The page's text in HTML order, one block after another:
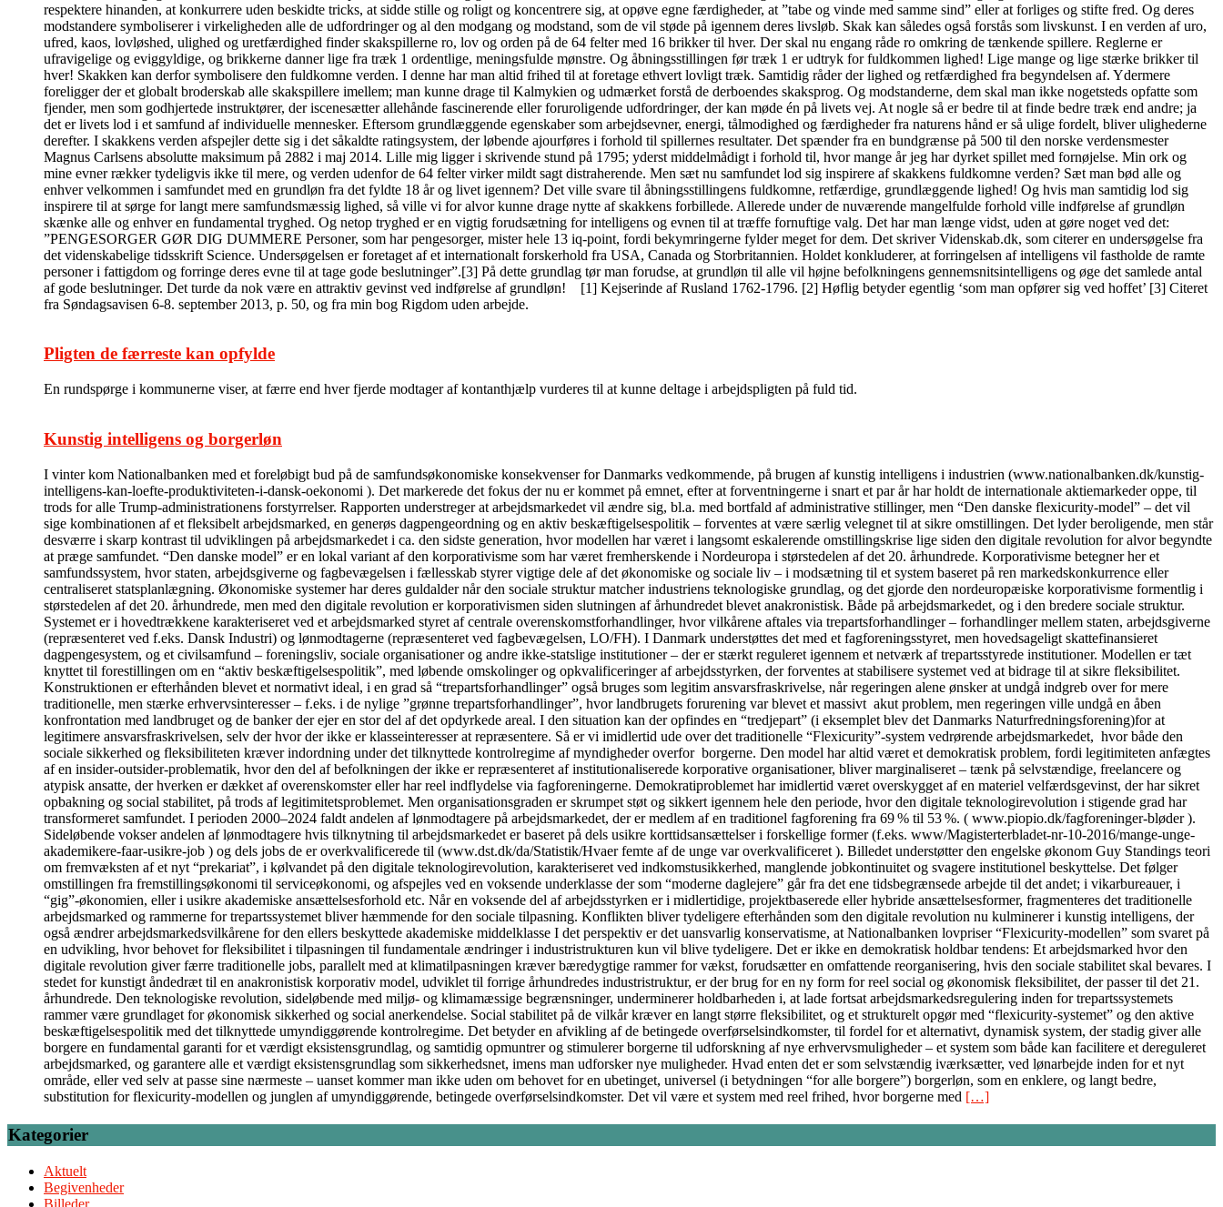
respektere hinanden, at konkurrere uden beskidte tricks, at sidde stille og roligt og koncentrere sig, at opøve egne færdigheder, at ”tabe og vinde med samme sind” eller at forliges og stifte fred. Og deres
modstandere symboliserer i virkeligheden alle de udfordringer og al den modgang og modstand, som de vil støde på igennem deres livsløb. Skak kan således også forstås som livskunst. I en verden af uro,
ufred, kaos, lovløshed, ulighed og uretfærdighed finder skakspillerne ro, lov og orden på de 64 felter med 16 brikker til hver. Der skal nu engang råde ro omkring de tænkende spillere. Reglerne er
ufravigelige og eviggyldige, og brikkerne danner lige fra træk 1 ordentlige, meningsfulde mønstre. Og åbningsstillingen før træk 1 er udtryk for fuldkommen lighed! Lige mange og lige stærke brikker til
hver! Skakken kan derfor symbolisere den fuldkomne verden. I denne har man altid frihed til at foretage ethvert lovligt træk. Samtidig råder der lighed og retfærdighed fra begyndelsen af. Ydermere
foreligger der et globalt broderskab alle skakspillere imellem; man kunne drage til Kalmykien og udmærket forstå de derboendes skaksprog. Og modstanderne, dem skal man ikke nogetsteds opfatte som
fjender, men som godhjertede instruktører, der iscenesætter allehånde fascinerende eller foruroligende udfordringer, der kan møde én på livets vej. At nogle så er bedre til at finde bedre træk end andre; ja
det er livets lod i et samfund af individuelle mennesker. Eftersom grundlæggende egenskaber som arbejdsevner, energi, tålmodighed og færdigheder fra naturens hånd er så ulige fordelt, bliver ulighederne
derefter. I skakkens verden afspejler dette sig i det såkaldte ratingsystem, der løbende ajourføres i forhold til spillernes resultater. Det spænder fra en bundgrænse på 500 til den norske verdensmester
Magnus Carlsens absolutte maksimum på 2882 i maj 2014. Lille mig ligger i skrivende stund på 1795; yderst middelmådigt i forhold til, hvor mange år jeg har dyrket spillet med fornøjelse. Min ork og
mine evner rækker tydeligvis ikke til mere, og verden udenfor de 64 felter virker mildt sagt distraherende. Men sæt nu samfundet lod sig inspirere af skakkens fuldkomne verden? Sæt man bød alle og
enhver velkommen i samfundet med en grundløn fra det fyldte 18 år og livet igennem? Det ville svare til åbningsstillingens fuldkomne, retfærdige, grundlæggende lighed! Og hvis man samtidig lod sig
inspirere til at sørge for langt mere samfundsmæssig lighed, så ville vi for alvor kunne drage nytte af skakkens forbillede. Allerede under de nuværende mangelfulde forhold ville indførelse af grundløn
skænke alle og enhver en fundamental tryghed. Og netop tryghed er en vigtig forudsætning for intelligens og evnen til at træffe fornuftige valg. Det har man længe vidst, uden at gøre noget ved det:
”PENGESORGER GØR DIG DUMMERE Personer, som har pengesorger, mister hele 13 iq-point, fordi bekymringerne fylder meget for dem. Det skriver Videnskab.dk, som citerer en undersøgelse fra
det videnskabelige tidsskrift Science. Undersøgelsen er foretaget af et internationalt forskerhold fra USA, Canada og Storbritannien. Holdet konkluderer, at forringelsen af intelligens vil fastholde de ramte
personer i fattigdom og forringe deres evne til at tage gode beslutninger”.[3] På dette grundlag tør man forudse, at grundløn til alle vil højne befolkningens gennemsnitsintelligens og øge det samlede antal
af gode beslutninger. Det turde da nok være en attraktiv gevinst ved indførelse af grundløn! [1] Kejserinde af Rusland 1762-1796. [2] Høflig betyder egentlig ‘som man opfører sig ved hoffet’ [3] Citeret
fra Søndagsavisen 6-8. september 2013, p. 50, og fra min bog Rigdom uden arbejde.
Pligten de færreste kan opfylde
En rundspørge i kommunerne viser, at færre end hver fjerde modtager af kontanthjælp vurderes til at kunne deltage i arbejdspligten på fuld tid.
Kunstig intelligens og borgerløn
I vinter kom Nationalbanken med et foreløbigt bud på de samfundsøkonomiske konsekvenser for Danmarks vedkommende, på brugen af kunstig intelligens i industrien (www.nationalbanken.dk/kunstig-
intelligens-kan-loefte-produktiviteten-i-dansk-oekonomi ). Det markerede det fokus der nu er kommet på emnet, efter at forventningerne i snart et par år har holdt de internationale aktiemarkeder oppe, til
trods for alle Trump-administrationens forstyrrelser. Rapporten understreger at arbejdsmarkedet vil ændre sig, bl.a. med bortfald af administrative stillinger, men “Den danske flexicurity-model” – det vil
sige kombinationen af et fleksibelt arbejdsmarked, en generøs dagpengeordning og en aktiv beskæftigelsespolitik – forventes at være særlig velegnet til at sikre omstillingen. Det lyder beroligende, men står
desværre i skarp kontrast til udviklingen på arbejdsmarkedet i ca. den sidste generation, hvor modellen har været i langsomt eskalerende omstillingskrise lige siden den digitale revolution for alvor begyndte
at præge samfundet. “Den danske model” er en lokal variant af den korporativisme som har været fremherskende i Nordeuropa i størstedelen af det 20. århundrede. Korporativisme betegner her et
samfundssystem, hvor staten, arbejdsgiverne og fagbevægelsen i fællesskab styrer vigtige dele af det økonomiske og sociale liv – i modsætning til et system baseret på ren markedskonkurrence eller
centraliseret statsplanlægning. Økonomiske systemer har deres guldalder når den sociale struktur matcher industriens teknologiske grundlag, og det gjorde den nordeuropæiske korporativisme formentlig i
størstedelen af det 20. århundrede, men med den digitale revolution er korporativismen siden slutningen af århundredet blevet anakronistisk. Både på arbejdsmarkedet, og i den bredere sociale struktur.
Systemet er i hovedtrækkene karakteriseret ved et arbejdsmarked styret af centrale overenskomstforhandlinger, hvor vilkårene aftales via trepartsforhandlinger – forhandlinger mellem staten, arbejdsgiverne
(repræsenteret ved f.eks. Dansk Industri) og lønmodtagerne (repræsenteret ved fagbevægelsen, LO/FH). I Danmark understøttes det med et fagforeningsstyret, men hovedsageligt skattefinansieret
dagpengesystem, og et civilsamfund – foreningsliv, sociale organisationer og andre ikke-statslige institutioner – der er stærkt reguleret igennem et netværk af trepartsstyrede institutioner. Modellen er tæt
knyttet til forestillingen om en “aktiv beskæftigelsespolitik”, med løbende omskolinger og opkvalificeringer af arbejdsstyrken, der forventes at stabilisere systemet ved at bidrage til at sikre fleksibilitet.
Konstruktionen er efterhånden blevet et normativt ideal, i en grad så “trepartsforhandlinger” også bruges som legitim ansvarsfraskrivelse, når regeringen alene ønsker at undgå indgreb over for mere
traditionelle, men stærke erhvervsinteresser – f.eks. i de nylige ”grønne trepartsforhandlinger”, hvor landbrugets forurening var blevet et massivt akut problem, men regeringen ville undgå en åben
konfrontation med landbruget og de banker der ejer en stor del af det opdyrkede areal. I den situation kan der opfindes en “tredjepart” (i eksemplet blev det Danmarks Naturfredningsforening)for at
legitimere ansvarsfraskrivelsen, selv der hvor der ikke er klasseinteresser at repræsentere. Så er vi imidlertid ude over det traditionelle “Flexicurity”-system vedrørende arbejdsmarkedet, hvor både den
sociale sikkerhed og fleksibiliteten kræver indordning under det tilknyttede kontrolregime af myndigheder overfor borgerne. Den model har altid været et demokratisk problem, fordi legitimiteten anfægtes
af en insider-outsider-problematik, hvor den del af befolkningen der ikke er repræsenteret af institutionaliserede korporative organisationer, bliver marginaliseret – tænk på selvstændige, freelancere og
atypisk ansatte, der hverken er dækket af overenskomster eller har reel indflydelse via fagforeningerne. Demokratiproblemet har imidlertid været overskygget af en materiel velfærdsgevinst, der har sikret
opbakning og social stabilitet, på trods af legitimitetsproblemet. Men organisationsgraden er skrumpet støt og sikkert igennem hele den periode, hvor den digitale teknologirevolution i stigende grad har
transformeret samfundet. I perioden 2000–2024 faldt andelen af lønmodtagere på arbejdsmarkedet, der er medlem af en traditionel fagforening fra 69 % til 53 %. ( www.piopio.dk/fagforeninger-bløder ).
Sideløbende vokser andelen af lønmodtagere hvis tilknytning til arbejdsmarkedet er baseret på dels usikre korttidsansættelser i forskellige former (f.eks. www/Magisterterbladet-nr-10-2016/mange-unge-
akademikere-faar-usikre-job ) og dels jobs de er overkvalificerede til (www.dst.dk/da/Statistik/Hvaer femte af de unge var overkvalificeret ). Billedet understøtter den engelske økonom Guy Standings teori
om fremvæksten af et nyt “prekariat”, i kølvandet på den digitale teknologirevolution, karakteriseret ved indkomstusikkerhed, manglende jobkontinuitet og svagere institutionel beskyttelse. Det følger
omstillingen fra fremstillingsøkonomi til serviceøkonomi, og afspejles ved en voksende underklasse der som “moderne daglejere” går fra det ene tidsbegrænsede arbejde til det andet; i vikarbureauer, i
“gig”-økonomien, eller i usikre akademiske ansættelsesforhold etc. Når en voksende del af arbejdsstyrken er i midlertidige, projektbaserede eller hybride ansættelsesformer, fragmenteres det traditionelle
arbejdsmarked og rammerne for trepartssystemet bliver hæmmende for den sociale tilpasning. Konflikten bliver tydeligere efterhånden som den digitale revolution nu kulminerer i kunstig intelligens, der
også ændrer arbejdsmarkedsvilkårene for den ellers beskyttede akademiske middelklasse I det perspektiv er det uansvarlig konservatisme, at Nationalbanken lovpriser “Flexicurity-modellen” som svaret på
en udvikling, hvor behovet for fleksibilitet i tilpasningen til fundamentale ændringer i industristrukturen kun vil blive tydeligere. Det er ikke en demokratisk holdbar tendens: Et arbejdsmarked hvor den
digitale revolution giver færre traditionelle jobs, parallelt med at klimatilpasningen kræver bæredygtige rammer for vækst, forudsætter en omfattende reorganisering, hvis den sociale stabilitet skal bevares. I
stedet for kunstigt åndedræt til en anakronistisk korporativ model, udviklet til forrige århundredes industristruktur, er der brug for en ny form for reel social og økonomisk fleksibilitet, der passer til det 21.
århundrede. Den teknologiske revolution, sideløbende med miljø- og klimamæssige begrænsninger, underminerer holdbarheden i, at lade fortsat arbejdsmarkedsregulering inden for trepartssystemets
rammer være grundlaget for økonomisk sikkerhed og social anerkendelse. Social stabilitet på de vilkår kræver en langt større fleksibilitet, og et strukturelt opgør med “flexicurity-systemet” og den aktive
beskæftigelsespolitik med det tilknyttede umyndiggørende kontrolregime. Det betyder en afvikling af de betingede overførselsindkomster, til fordel for et alternativt, dynamisk system, der stadig giver alle
borgere en fundamental garanti for et værdigt eksistensgrundlag, og samtidig opmuntrer og stimulerer borgerne til udforskning af nye erhvervsmuligheder – et system som både kan facilitere et dereguleret
arbejdsmarked, og garantere alle et værdigt eksistensgrundlag som sikkerhedsnet, imens man udforsker nye muligheder. Hvad enten det er som selvstændig iværksætter, ved lønarbejde inden for et nyt
område, eller ved selv at passe sine nærmeste – uanset kommer man ikke uden om behovet for en ubetinget, universel (i betydningen “for alle borgere”) borgerløn, som en enklere, og langt bedre,
substitution for flexicurity-modellen og junglen af umyndiggørende, betingede overførselsindkomster. Det vil være et system med reel frihed, hvor borgerne med […]
Kategorier
Aktuelt
Begivenheder
Billeder